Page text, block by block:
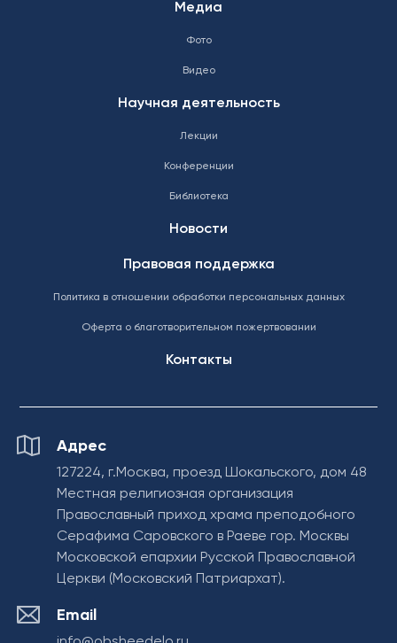
Медиа
Фото
Видео
Научная деятельность
Лекции
Конференции
Библиотека
Новости
Правовая поддержка
Политика в отношении обработки персональных данных
Оферта о благотворительном пожертвовании
Контакты
Адрес
127224, г.Москва, проезд Шокальского, дом 48
Местная религиозная организация
Православный приход храма преподобного
Серафима Саровского в Раеве гор. Москвы
Московской епархии Русской Православной
Церкви (Московский Патриархат).
Email